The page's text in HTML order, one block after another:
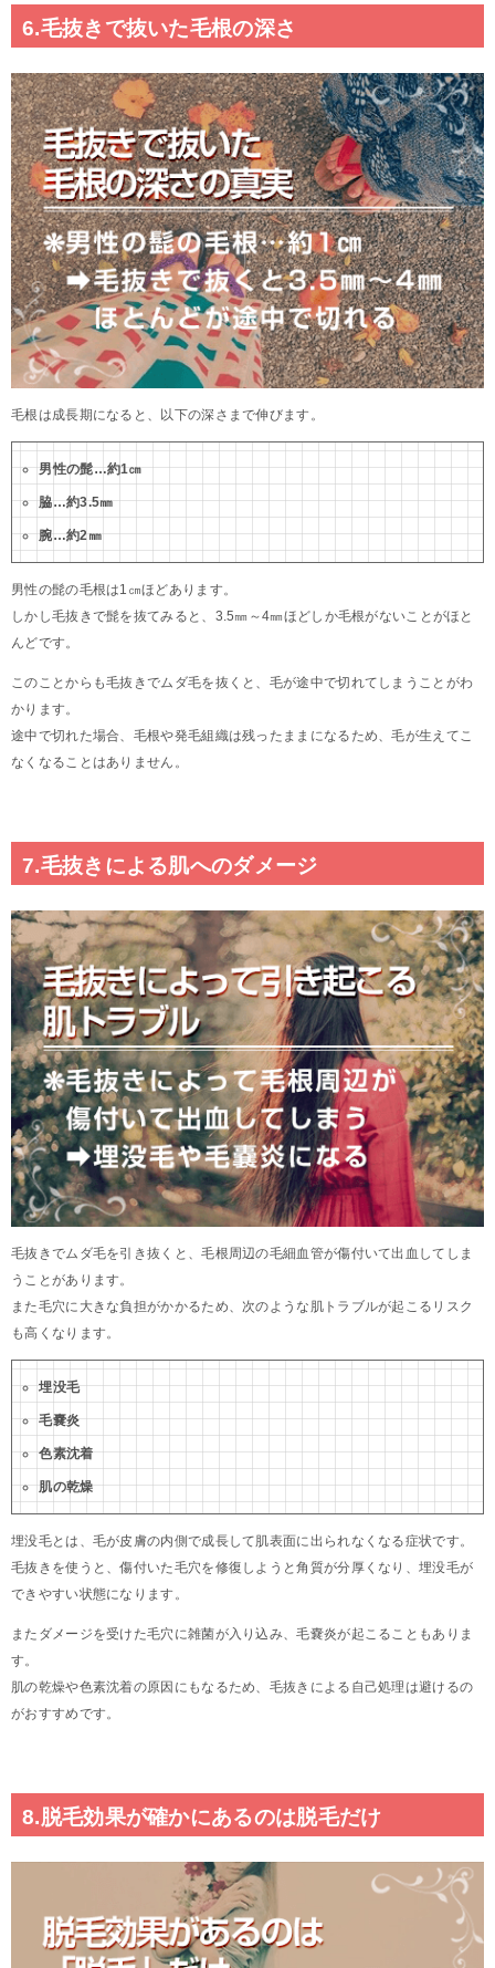
6.毛抜きで抜いた毛根の深さ
毛根は成長期になると、以下の深さまで伸びます。
男性の髭…約1㎝
脇…約3.5㎜
腕…約2㎜
男性の髭の毛根は1㎝ほどあります。
しかし毛抜きで髭を抜てみると、3.5㎜～4㎜ほどしか毛根がないことがほと
んどです。
このことからも毛抜きでムダ毛を抜くと、毛が途中で切れてしまうことがわ
かります。
途中で切れた場合、毛根や発毛組織は残ったままになるため、毛が生えてこ
なくなることはありません。
7.毛抜きによる肌へのダメージ
毛抜きでムダ毛を引き抜くと、毛根周辺の毛細血管が傷付いて出血してしま
うことがあります。
また毛穴に大きな負担がかかるため、次のような肌トラブルが起こるリスク
も高くなります。
埋没毛
毛嚢炎
色素沈着
肌の乾燥
埋没毛とは、毛が皮膚の内側で成長して肌表面に出られなくなる症状です。
毛抜きを使うと、傷付いた毛穴を修復しようと角質が分厚くなり、埋没毛が
できやすい状態になります。
またダメージを受けた毛穴に雑菌が入り込み、毛嚢炎が起こることもありま
す。
肌の乾燥や色素沈着の原因にもなるため、毛抜きによる自己処理は避けるの
がおすすめです。
8.脱毛効果が確かにあるのは脱毛だけ